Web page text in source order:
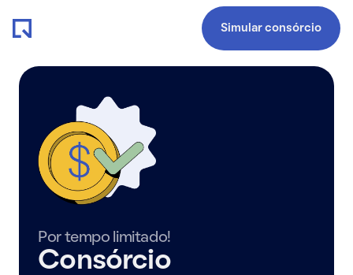
Simular consórcio
Por tempo limitado!
Consórcio